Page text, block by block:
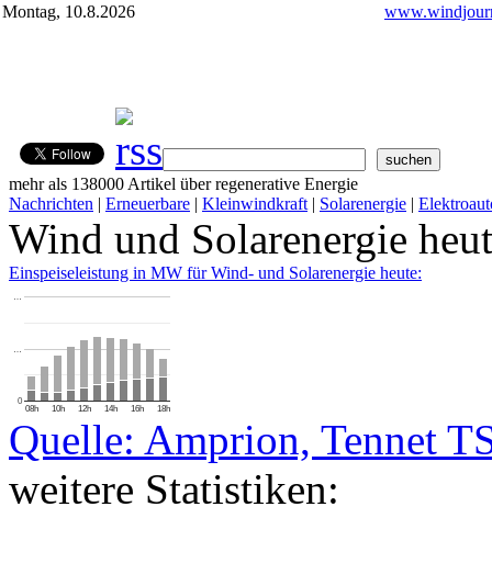
Montag, 10.8.2026
mehr als 138000 Artikel über regenerative Energie
Nachrichten | Erneuerbare | Kleinwindkraft | Solarenergie |
Wind und Solarenergie
Einspeiseleistung in MW für Wind- und Solarenergie heute:
08h 10h 12h 14h 16h 18h
0
…
…
Quelle: Amprion, Tennet
weitere Statistiken: